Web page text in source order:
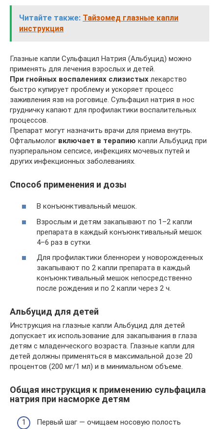
Читайте также: Тайзомед глазные капли
инструкция
Глазные капли Сульфацил Натрия (Альбуцид) можно
применять для лечения взрослых и детей.
При гнойных воспалениях слизистых лекарство
быстро купирует проблему и ускоряет процесс
заживления язв на роговице. Сульфацил натрия в нос
грудничку капают для профилактики воспалительных
процессов.
Препарат могут назначить врачи для приема внутрь.
Офтальмолог включает в терапию капли Альбуцид при
пуэрперальном сепсисе, инфекциях мочевых путей и
других инфекционных заболеваниях.
Способ применения и дозы
В конъюнктивальный мешок.
Взрослым и детям закапывают по 1–2 капли
препарата в каждый конъюнктивальный мешок
4–6 раз в сутки.
Для профилактики бленнореи у новорожденных
закапывают по 2 капли препарата в каждый
конъюнктивальный мешок непосредственно
после рождения и по 2 капли через 2 ч.
Альбуцид для детей
Инструкция на глазные капли Альбуцид для детей
допускает их использование для закапывания в глаза
детям с младенческого возраста. Глазные капли для
детей должны применяться в максимальной дозе 20
процентов (200 мг/1 мл) и в минимальном объеме.
Общая инструкция к применению сульфацила
натрия при насморке детям
Первый шаг — очищаем носовую полость